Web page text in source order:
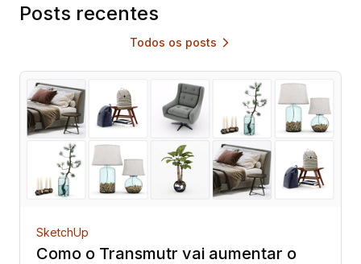
Posts recentes
Todos os posts arrow_forward_ios
SketchUp
Como o Transmutr vai aumentar o